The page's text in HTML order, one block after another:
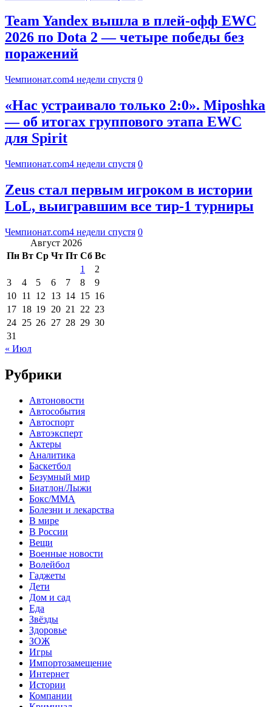
Team Yandex вышла в плей-офф EWC
2026 по Dota 2 — четыре победы без
поражений
Чемпионат.com4 недели спустя 0
«Нас устраивало только 2:0». Miposhka
— об итогах группового этапа EWC
для Spirit
Чемпионат.com4 недели спустя 0
Zeus стал первым игроком в истории
LoL, выигравшим все тир-1 турниры
Чемпионат.com4 недели спустя 0
Август 2026
Пн Вт Ср Чт Пт Сб Вс
1
2
3
4 5 6 7 8
9
10 11 12 13 14 15 16
17 18 19 20 21 22 23
24 25 26 27 28 29 30
31
« Июл
Рубрики
Автоновости
Автособытия
Автоспорт
Автоэксперт
Актеры
Аналитика
Баскетбол
Безумный мир
Биатлон/Лыжи
Бокс/MMA
Болезни и лекарства
В мире
В России
Вещи
Военные новости
Волейбол
Гаджеты
Дети
Дом и сад
Еда
Звёзды
Здоровье
ЗОЖ
Игры
Импортозамещение
Интернет
Истории
Компании